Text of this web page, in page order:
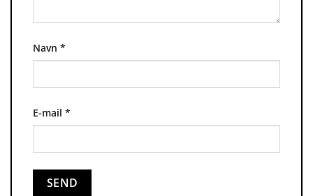
Navn *
E-mail *